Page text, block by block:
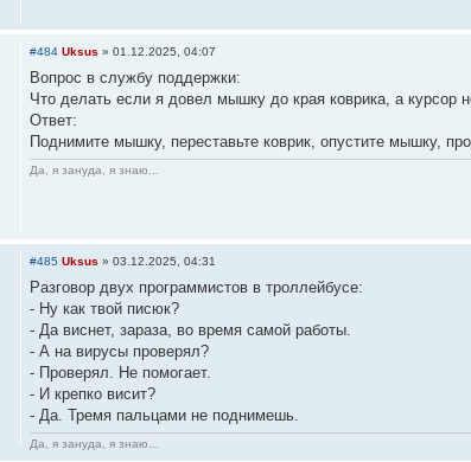
#484 Uksus » 01.12.2025, 04:07
Вопрос в службу поддержки:
Что делать если я довел мышку до края коврика, а курсор
Ответ:
Поднимите мышку, переставьте коврик, опустите мышку,
Да, я зануда, я знаю...
#485 Uksus » 03.12.2025, 04:31
Разговор двух программистов в троллейбусе:
- Ну как твой писюк?
- Да виснет, зараза, во время самой работы.
- А на вирусы проверял?
- Проверял. Не помогает.
- И крепко висит?
- Да. Тремя пальцами не поднимешь.
Да, я зануда, я знаю...